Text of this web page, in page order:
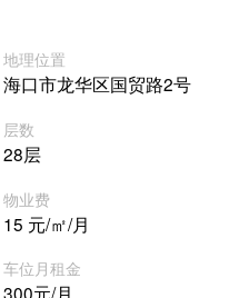
地理位置
海口市龙华区国贸路2号
层数
28层
物业费
15 元/㎡/月
车位月租金
300元/月